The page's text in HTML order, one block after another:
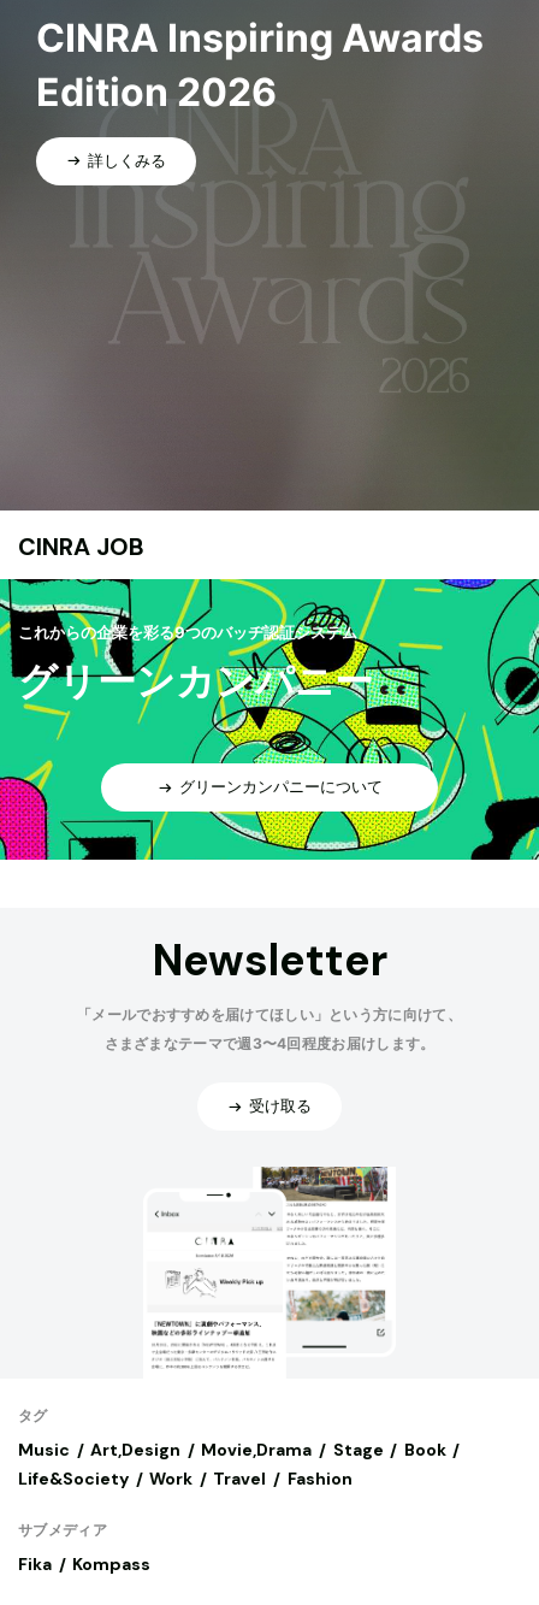
CINRA Inspiring Awards
Edition 2026
詳しくみる
CINRA JOB
これからの企業を彩る9つのバッヂ認証システム
グリーンカンパニー
グリーンカンパニーについて
Newsletter
「メールでおすすめを届けてほしい」という方に向けて、
さまざまなテーマで週3〜4回程度お届けします。
受け取る
タグ
Music Art,Design Movie,Drama Stage
Book
Life&Society
Work Travel Fashion
サブメディア
Fika Kompass